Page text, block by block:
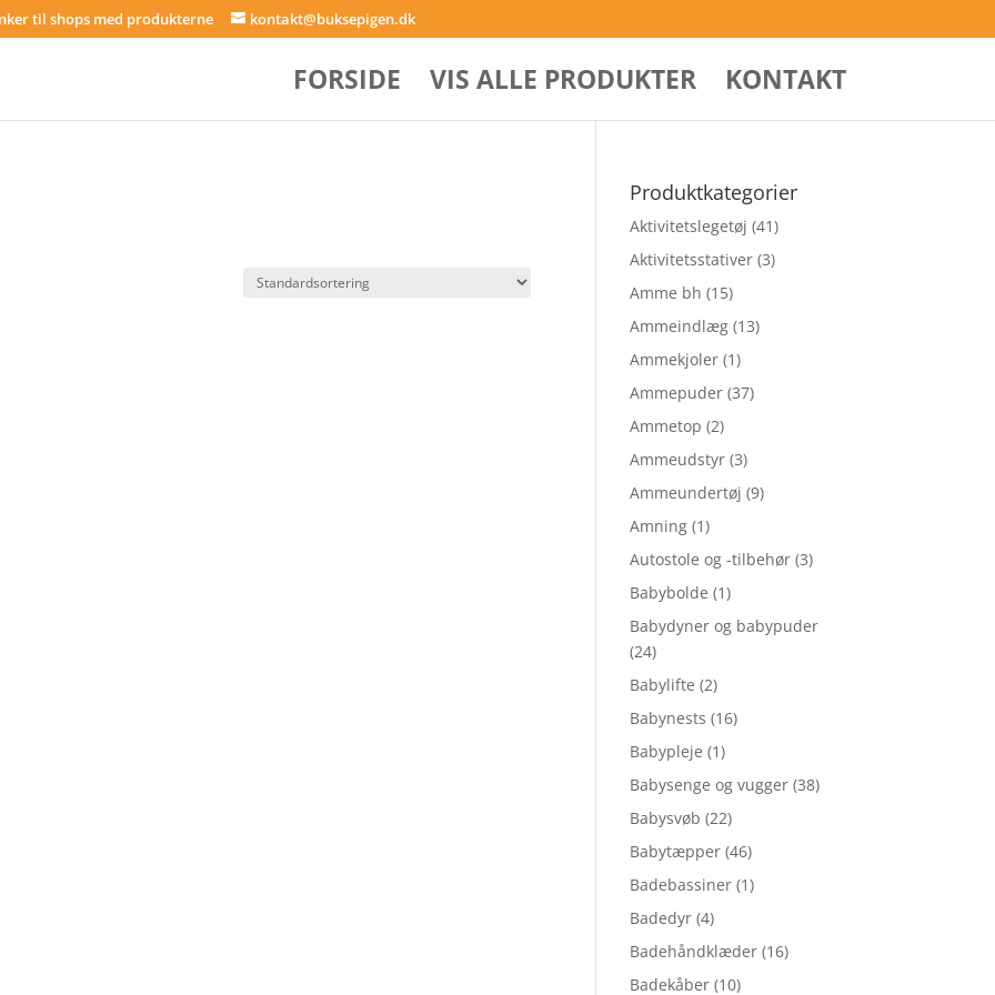
til shops med produkterne kontakt@buksepigen.dk
FORSIDE VIS ALLE PRODUKTER KONTAKT
Produktkategorier
Aktivitetslegetøj (41)
Aktivitetsstativer (3)
Amme bh (15)
Ammeindlæg (13)
Ammekjoler (1)
Ammepuder (37)
Ammetop (2)
Ammeudstyr (3)
Ammeundertøj (9)
Amning (1)
Autostole og -tilbehør (3)
Babybolde (1)
Babydyner og babypuder
(24)
Babylifte (2)
Babynests (16)
Babypleje (1)
Babysenge og vugger (38)
Babysvøb (22)
Babytæpper (46)
Badebassiner (1)
Badedyr (4)
Badehåndklæder (16)
Badekåber (10)